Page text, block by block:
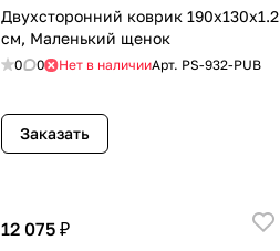
Двухсторонний коврик 190x130x1.2
см, Маленький щенок
0 0 Нет в наличииАрт. PS-932-PUB
Заказать
12 075 ₽